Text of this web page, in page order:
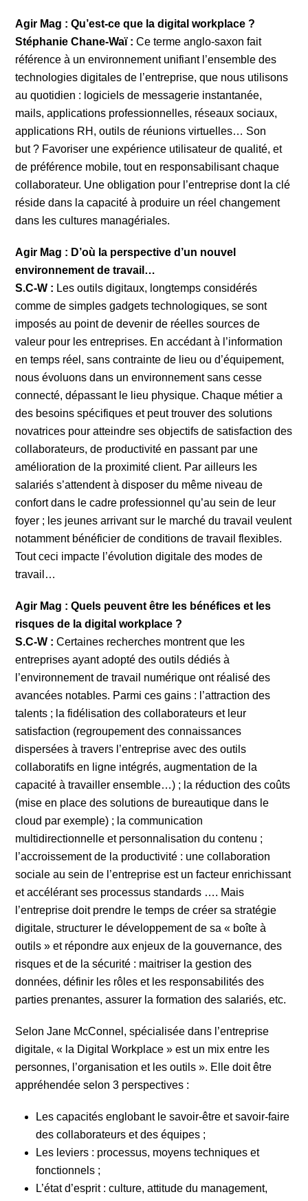
Agir Mag : Qu’est-ce que la digital workplace ?
Stéphanie Chane-Waï : Ce terme anglo-saxon fait
référence à un environnement unifiant l’ensemble des
technologies digitales de l’entreprise, que nous utilisons
au quotidien : logiciels de messagerie instantanée,
mails, applications professionnelles, réseaux sociaux,
applications RH, outils de réunions virtuelles… Son
but ? Favoriser une expérience utilisateur de qualité, et
de préférence mobile, tout en responsabilisant chaque
collaborateur. Une obligation pour l’entreprise dont la clé
réside dans la capacité à produire un réel changement
dans les cultures managériales.
Agir Mag : D’où la perspective d’un nouvel
environnement de travail…
S.C-W : Les outils digitaux, longtemps considérés
comme de simples gadgets technologiques, se sont
imposés au point de devenir de réelles sources de
valeur pour les entreprises. En accédant à l’information
en temps réel, sans contrainte de lieu ou d’équipement,
nous évoluons dans un environnement sans cesse
connecté, dépassant le lieu physique. Chaque métier a
des besoins spécifiques et peut trouver des solutions
novatrices pour atteindre ses objectifs de satisfaction des
collaborateurs, de productivité en passant par une
amélioration de la proximité client. Par ailleurs les
salariés s’attendent à disposer du même niveau de
confort dans le cadre professionnel qu’au sein de leur
foyer ; les jeunes arrivant sur le marché du travail veulent
notamment bénéficier de conditions de travail flexibles.
Tout ceci impacte l’évolution digitale des modes de
travail…
Agir Mag : Quels peuvent être les bénéfices et les
risques de la digital workplace ?
S.C-W : Certaines recherches montrent que les
entreprises ayant adopté des outils dédiés à
l’environnement de travail numérique ont réalisé des
avancées notables. Parmi ces gains : l’attraction des
talents ; la fidélisation des collaborateurs et leur
satisfaction (regroupement des connaissances
dispersées à travers l’entreprise avec des outils
collaboratifs en ligne intégrés, augmentation de la
capacité à travailler ensemble…) ; la réduction des coûts
(mise en place des solutions de bureautique dans le
cloud par exemple) ; la communication
multidirectionnelle et personnalisation du contenu ;
l’accroissement de la productivité : une collaboration
sociale au sein de l’entreprise est un facteur enrichissant
et accélérant ses processus standards …. Mais
l’entreprise doit prendre le temps de créer sa stratégie
digitale, structurer le développement de sa « boîte à
outils » et répondre aux enjeux de la gouvernance, des
risques et de la sécurité : maitriser la gestion des
données, définir les rôles et les responsabilités des
parties prenantes, assurer la formation des salariés, etc.
Selon Jane McConnel, spécialisée dans l’entreprise
digitale, « la Digital Workplace » est un mix entre les
personnes, l’organisation et les outils ». Elle doit être
appréhendée selon 3 perspectives :
Les capacités englobant le savoir-être et savoir-faire
des collaborateurs et des équipes ;
Les leviers : processus, moyens techniques et
fonctionnels ;
L’état d’esprit : culture, attitude du management,